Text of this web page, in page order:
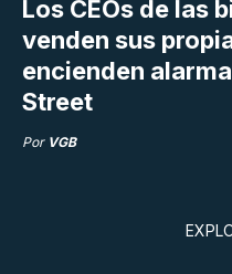
Los CEOs de las
venden sus
encienden
Street
Por VGB